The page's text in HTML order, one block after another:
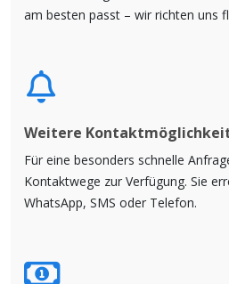
am besten passt – wir richten uns
Weitere
Für eine besonders schnelle
Kontaktwege zur Verfügung. Sie
WhatsApp, SMS oder Telefon.